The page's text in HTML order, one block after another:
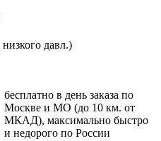
давл.)
бесплатно в день заказа по
Москве и МО (до 10 км. от
МКАД), максимально быстро
и недорого по России